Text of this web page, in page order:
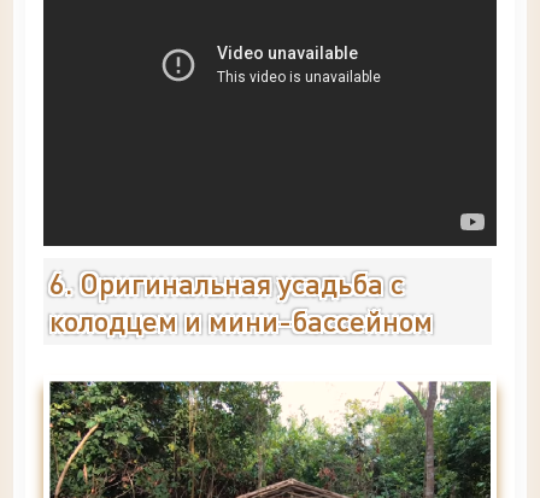
6. Оригинальная усадьба с
колодцем и мини-бассейном